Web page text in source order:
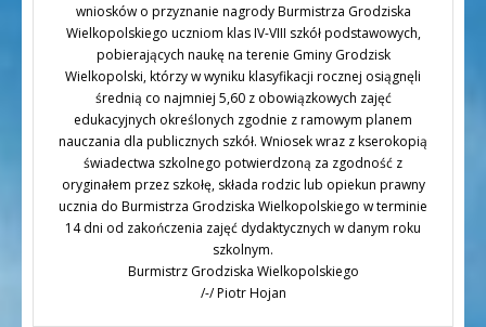
wniosków o przyznanie nagrody Burmistrza Grodziska
Wielkopolskiego uczniom klas IV-VIII szkół podstawowych,
pobierających naukę na terenie Gminy Grodzisk
Wielkopolski, którzy w wyniku klasyfikacji rocznej osiągnęli
średnią co najmniej 5,60 z obowiązkowych zajęć
edukacyjnych określonych zgodnie z ramowym planem
nauczania dla publicznych szkół. Wniosek wraz z kserokopią
świadectwa szkolnego potwierdzoną za zgodność z
oryginałem przez szkołę, składa rodzic lub opiekun prawny
ucznia do Burmistrza Grodziska Wielkopolskiego w terminie
14 dni od zakończenia zajęć dydaktycznych w danym roku
szkolnym.
Burmistrz Grodziska Wielkopolskiego
/-/ Piotr Hojan